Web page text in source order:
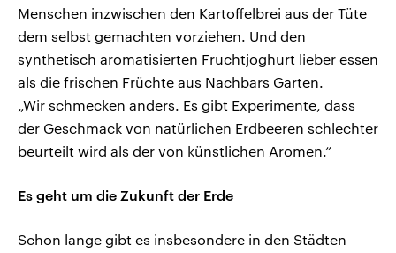
Menschen inzwischen den Kartoffelbrei aus der Tüte
dem selbst gemachten vorziehen. Und den
synthetisch aromatisierten Fruchtjoghurt lieber essen
als die frischen Früchte aus Nachbars Garten.
„Wir schmecken anders. Es gibt Experimente, dass
der Geschmack von natürlichen Erdbeeren schlechter
beurteilt wird als der von künstlichen Aromen.“
Es geht um die Zukunft der Erde
Schon lange gibt es insbesondere in den Städten